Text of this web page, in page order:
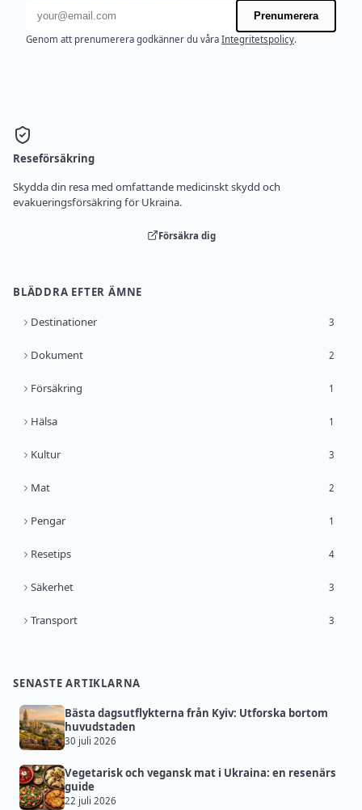
E-postadress
Prenumerera
Genom att prenumerera godkänner du våra Integritetspolicy.
Reseförsäkring
Skydda din resa med omfattande medicinskt skydd och
evakueringsförsäkring för Ukraina.
Försäkra dig
BLÄDDRA EFTER ÄMNE
Destinationer 3
Dokument 2
Försäkring 1
Hälsa 1
Kultur 3
Mat 2
Pengar 1
Resetips 4
Säkerhet 3
Transport 3
SENASTE ARTIKLARNA
Bästa dagsutflykterna från Kyiv: Utforska bortom
huvudstaden
30 juli 2026
Vegetarisk och vegansk mat i Ukraina: en resenärs
guide
22 juli 2026